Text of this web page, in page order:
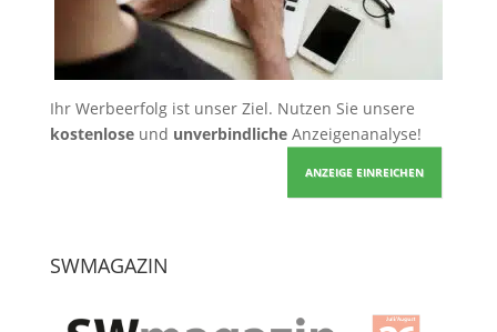
Ihr Werbeerfolg ist unser Ziel. Nutzen Sie unsere
kostenloseund unverbindlicheAnzeigenanalyse!
ANZEIGE EINREICHEN
SWMAGAZIN